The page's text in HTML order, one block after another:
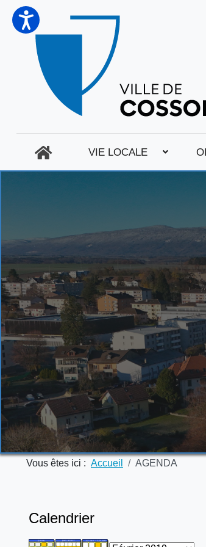
VIE LOCALE
Vous êtes ici : Accueil AGENDA
Calendrier